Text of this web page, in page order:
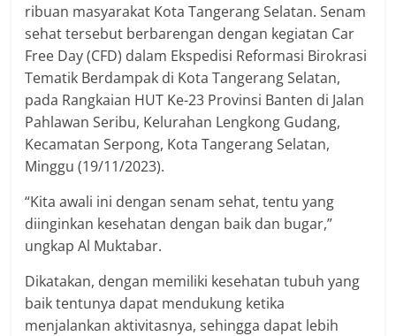
ribuan masyarakat Kota Tangerang Selatan. Senam
sehat tersebut berbarengan dengan kegiatan Car
Free Day (CFD) dalam Ekspedisi Reformasi Birokrasi
Tematik Berdampak di Kota Tangerang Selatan,
pada Rangkaian HUT Ke-23 Provinsi Banten di Jalan
Pahlawan Seribu, Kelurahan Lengkong Gudang,
Kecamatan Serpong, Kota Tangerang Selatan,
Minggu (19/11/2023).
“Kita awali ini dengan senam sehat, tentu yang
diinginkan kesehatan dengan baik dan bugar,”
ungkap Al Muktabar.
Dikatakan, dengan memiliki kesehatan tubuh yang
baik tentunya dapat mendukung ketika
menjalankan aktivitasnya, sehingga dapat lebih